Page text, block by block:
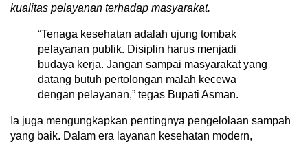
kualitas pelayanan terhadap masyarakat.
“Tenaga kesehatan adalah ujung tombak
pelayanan publik. Disiplin harus menjadi
budaya kerja. Jangan sampai masyarakat yang
datang butuh pertolongan malah kecewa
dengan pelayanan,” tegas Bupati Asman.
Ia juga mengungkapkan pentingnya pengelolaan sampah
yang baik. Dalam era layanan kesehatan modern,